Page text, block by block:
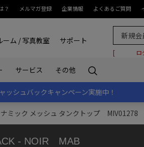
？ メルマガ登録 企業情報 よくあるご質問
ーム / 写真教室 サポート 新規会
ロ
サービス その他
ッシュバックキャンペーン実施中！
ミック メッシュ タンクトップ
- NOIR MAB